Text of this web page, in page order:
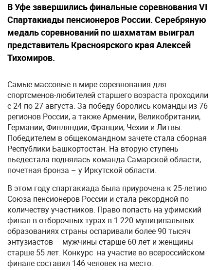
В Уфе завершились финальные соревнования VI
Спартакиады пенсионеров России. Серебряную
медаль соревнований по шахматам выиграл
представитель Красноярского края Алексей
Тихомиров.
Самые массовые в мире соревнования для
спортсменов-любителей старшего возраста проходили
с 24 по 27 августа. За победу боролись команды из 76
регионов России, а также Армении, Великобритании,
Германии, Финляндии, Франции, Чехии и Литвы.
Победителем в общекомандном зачете стала сборная
Республики Башкортостан. На вторую ступень
пьедестала поднялась команда Самарской области,
почетная бронза – у Иркутской области.
В этом году спартакиада была приурочена к 25-летию
Союза пенсионеров России и стала рекордной по
количеству участников. Право попасть на уфимский
финал в отборочных турах в 1 220 муниципальных
образованиях страны оспаривали более 90 тысяч
энтузиастов – мужчины старше 60 лет и женщины
старше 55 лет. Конкурс на участие во всероссийском
финале составил 146 человек на место.